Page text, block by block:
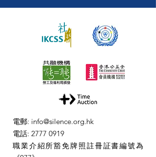
電郵: info@silence.org.hk
電話: 2777 0919
職業介紹所豁免牌照註冊証書編號為